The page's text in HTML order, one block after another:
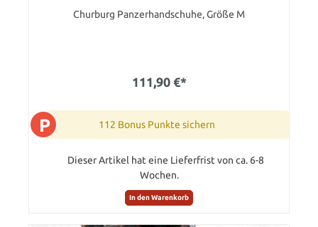
Churburg Panzerhandschuhe, Größe M
111,90 €*
P 112 Bonus Punkte sichern
Dieser Artikel hat eine Lieferfrist von ca. 6-8
Wochen.
In den Warenkorb